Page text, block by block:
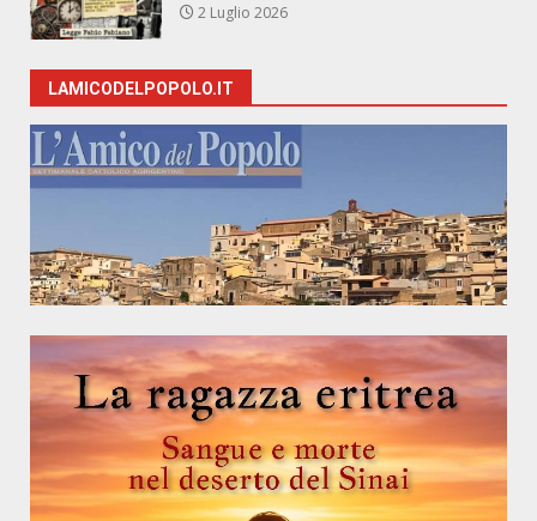
2 Luglio 2026
LAMICODELPOPOLO.IT